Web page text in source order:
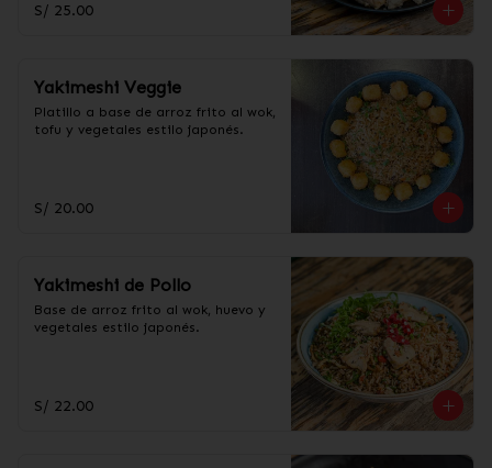
S/ 25.00
Yakimeshi Veggie
Platillo a base de arroz frito al wok,
tofu y vegetales estilo japonés.
S/ 20.00
Yakimeshi de Pollo
Base de arroz frito al wok, huevo y
vegetales estilo japonés.
S/ 22.00